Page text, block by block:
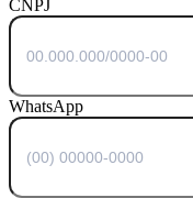
CNPJ
WhatsApp